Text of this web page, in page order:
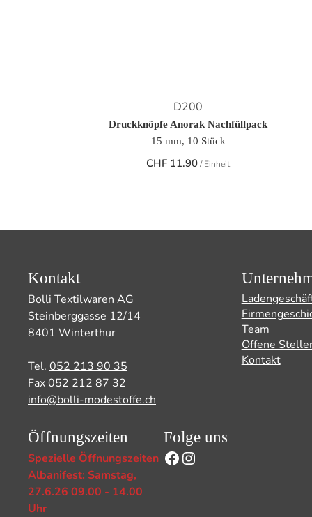
D200
Druckknöpfe Anorak Nachfüllpack
15 mm, 10 Stück
CHF 11.90/ Einheit
Kontakt
Bolli Textilwaren AG
Steinberggasse 12/14
8401 Winterthur
Tel. 052 213 90 35
Fax 052 212 87 32
info@bolli-modestoffe.ch
Öffnungszeiten
Spezielle Öffnungszeiten
Albanifest: Samstag,
27.6.26 09.00 - 14.00
Uhr
Folge uns
Facebook
Instagram
Team
Offene
Kontakt